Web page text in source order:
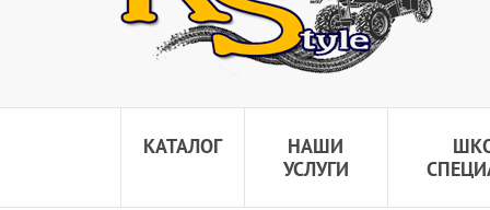
КАТАЛОГ
НАШИ
УСЛУГИ